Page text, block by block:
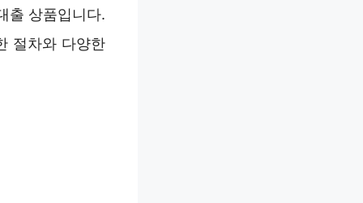
출 상품입니다.
절차와 다양한